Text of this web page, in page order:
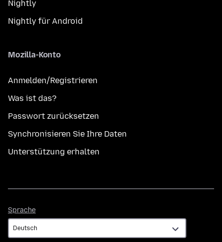
Nightly
Nightly für Android
Mozilla-Konto
Anmelden/Registrieren
Was ist das?
Passwort zurücksetzen
Synchronisieren Sie Ihre Daten
Unterstützung erhalten
Sprache